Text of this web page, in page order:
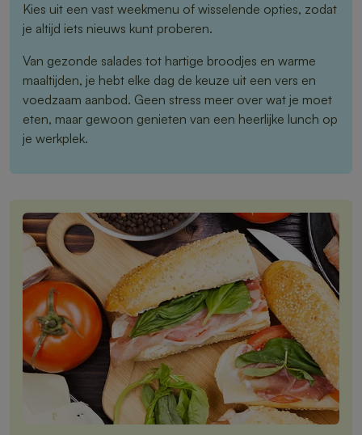
Kies uit een vast weekmenu of wisselende opties, zodat
je altijd iets nieuws kunt proberen.
Van gezonde salades tot hartige broodjes en warme
maaltijden, je hebt elke dag de keuze uit een vers en
voedzaam aanbod. Geen stress meer over wat je moet
eten, maar gewoon genieten van een heerlijke lunch op
je werkplek.